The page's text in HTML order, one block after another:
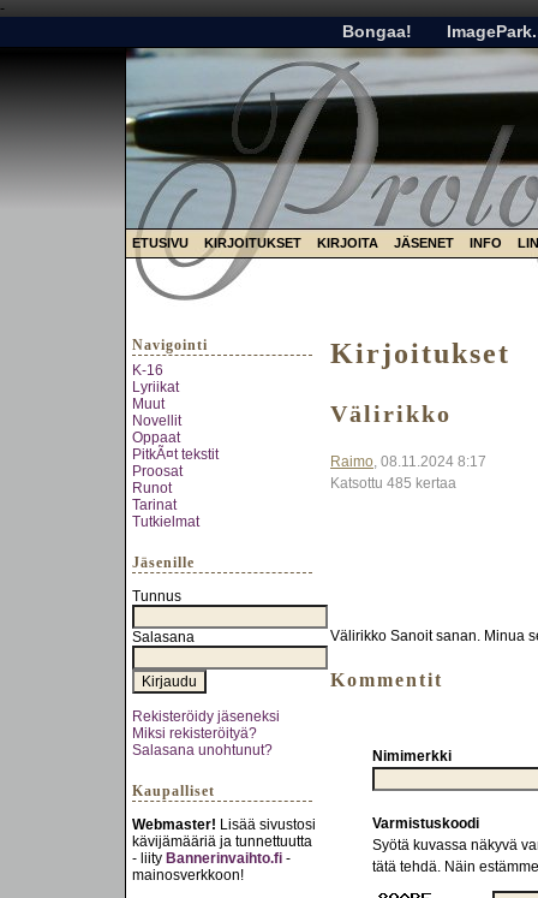
-
Bongaa!
ETUSIVU KIRJOITUKSET KIRJOITA JÄSENET INFO
Navigointi
K-16
Lyriikat
Muut
Novellit
Oppaat
PitkÃ¤t tekstit
Proosat
Runot
Tarinat
Tutkielmat
Jäsenille
Tunnus
Salasana
Rekisteröidy jäseneksi
Miksi rekisteröityä?
Salasana unohtunut?
Kaupalliset
Webmaster! Lisää sivustosi
kävijämääriä ja tunnettuutta
- liity Bannerinvaihto.fi -
mainosverkkoon!
Kirjoitukset
Välirikko
Raimo, 08.11.2024 8:17
Katsottu 485 kertaa
Välirikko Sanoit sanan. Minua
Kommentit
Nimimerkki
Varmistuskoodi
Syötä kuvassa näkyvä
tätä tehdä. Näin